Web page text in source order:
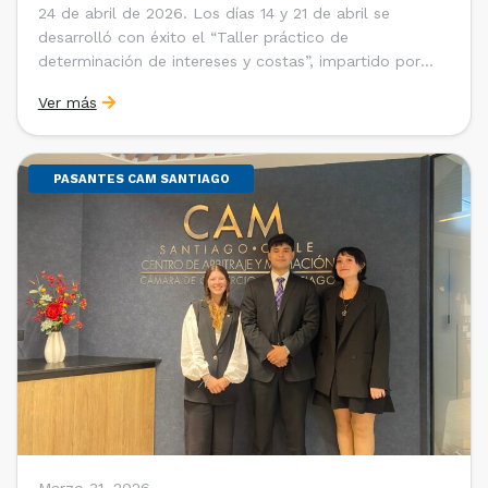
24 de abril de 2026. Los días 14 y 21 de abril se
desarrolló con éxito el “Taller práctico de
determinación de intereses y costas”, impartido por
Universidad Católica de Chile y Magíster en Economía
de la Universidad de Chicago) y María Luisa Petitpas
[…]
Ver más
PASANTES CAM SANTIAGO